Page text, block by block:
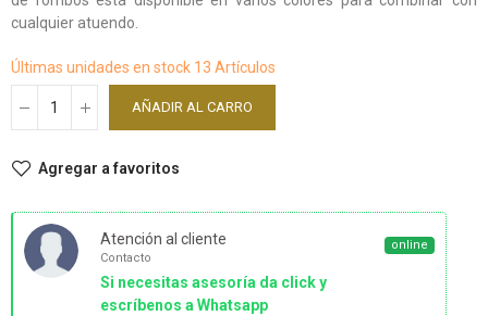
cualquier atuendo.
Últimas unidades en stock 13 Artículos
AÑADIR AL CARRO
Agregar a favoritos
Atención al cliente
Contacto
Si necesitas asesoría da click y
escríbenos a Whatsapp
online